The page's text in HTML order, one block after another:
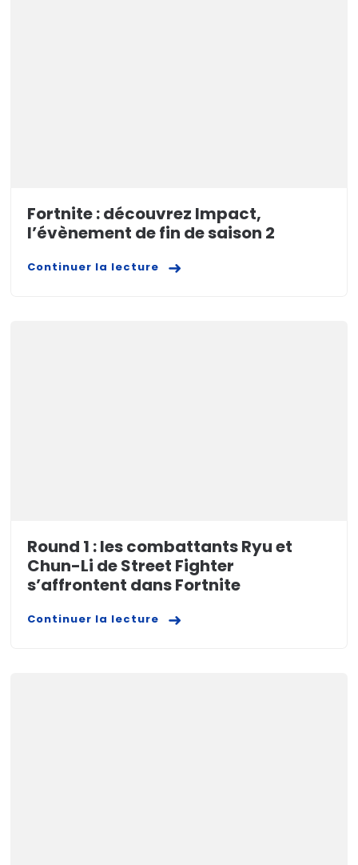
Fortnite : découvrez Impact,
l’évènement de fin de saison 2
Continuer la lecture
Round 1 : les combattants Ryu et
Chun-Li de Street Fighter
s’affrontent dans Fortnite
Continuer la lecture